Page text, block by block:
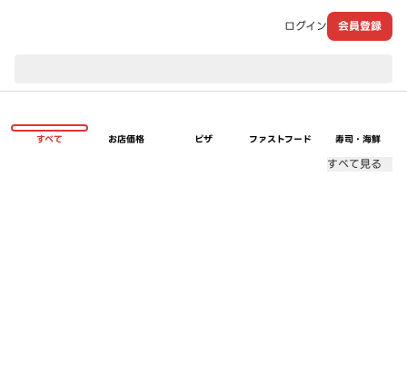
ログイン 会員登録
すべて お店価格 ピザ ファストフード 寿司・海鮮
すべて見る